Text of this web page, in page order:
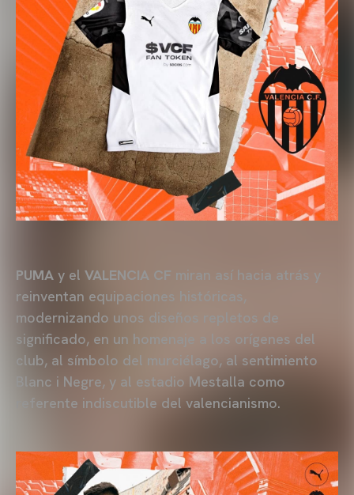
PUMA y el VALENCIA CF miran así hacia atrás y
reinventan equipaciones históricas,
modernizando unos diseños repletos de
significado, en un homenaje a los orígenes del
club, al símbolo del murciélago, al sentimiento
Blanc i Negre, y al estadio Mestalla como
referente indiscutible del valencianismo.